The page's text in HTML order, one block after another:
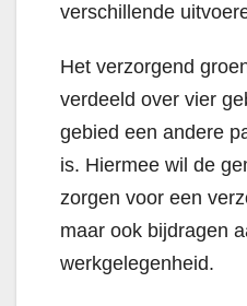
verschillende
Het verzorgend
verdeeld over vier
gebied een andere
is. Hiermee wil de
zorgen voor een
maar ook bijdragen
werkgelegenheid.